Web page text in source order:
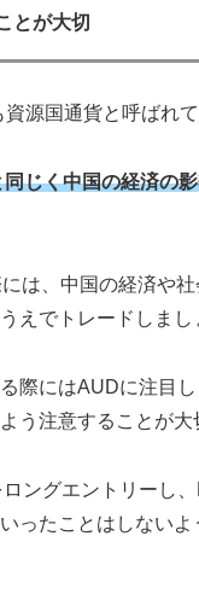
とが大切
源国通貨と呼ばれて
じく中国の経済の
は、中国の経済や
えでトレードしまし
際にはAUDに注目
う注意することが大
ングエントリーし
ったことはしないよ